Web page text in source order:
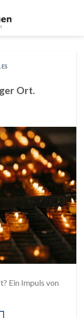
Ort.
Ein Impuls von